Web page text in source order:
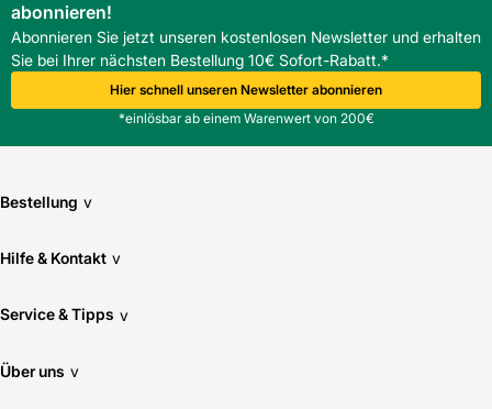
abonnieren!
Abonnieren Sie jetzt unseren kostenlosen Newsletter und erhalten
Sie bei Ihrer nächsten Bestellung 10€ Sofort-Rabatt.*
Hier schnell unseren Newsletter abonnieren
*einlösbar ab einem Warenwert von 200€
Bestellung v
Hilfe & Kontakt v
Service & Tipps v
Über uns v